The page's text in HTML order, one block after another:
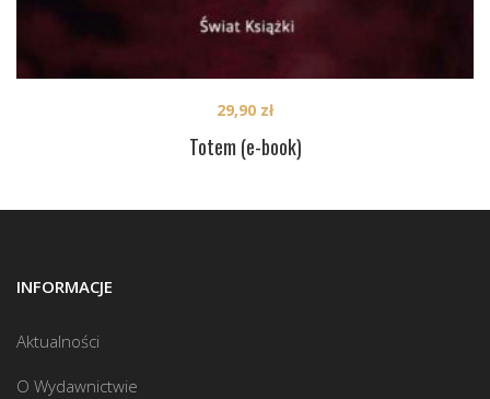
Totem (e-book)
29,90 zł
INFORMACJE
Aktualności
O Wydawnictwie